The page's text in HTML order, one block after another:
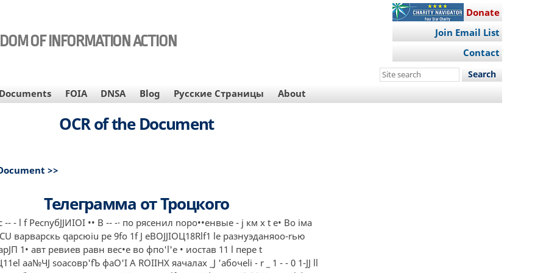
OF INFORMATION ACTION
Donate
Join Email List
Contact
Search
site
Documents FOIA DNSA Blog Русские Страницы About
OCR of the Document
>>
Телеграмма от Троцкого
-- - l f PecnyбJJИIOI •• В -- -· по рясенил nоро••енвые - j км х t е• Во iма
варварскь qapcюiu pe 9fo 1f J eBOJJIOЦ18Rlf1 le разнуэданяоо-rью
1• авт ревиев равн вес•е во фпо'l'е • иостав 11 l пере t
аа№ЧJ sоасовр'fЪ фаО'I А ROIIНX яачалах _J 'абочеli - r _ 1 - - 0 1-JJ ll